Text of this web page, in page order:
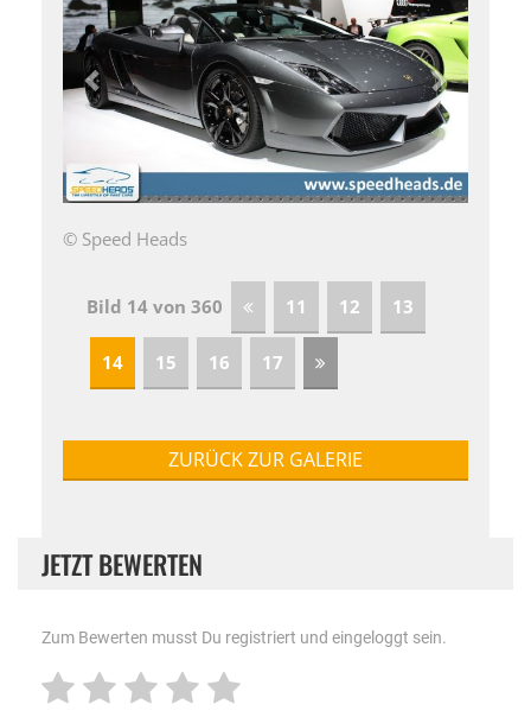
© Speed Heads
Bild 14 von 360 11 12 13
14 15 16 17
ZURÜCK ZUR GALERIE
JETZT BEWERTEN
Zum Bewerten musst Du registriert und eingeloggt sein.